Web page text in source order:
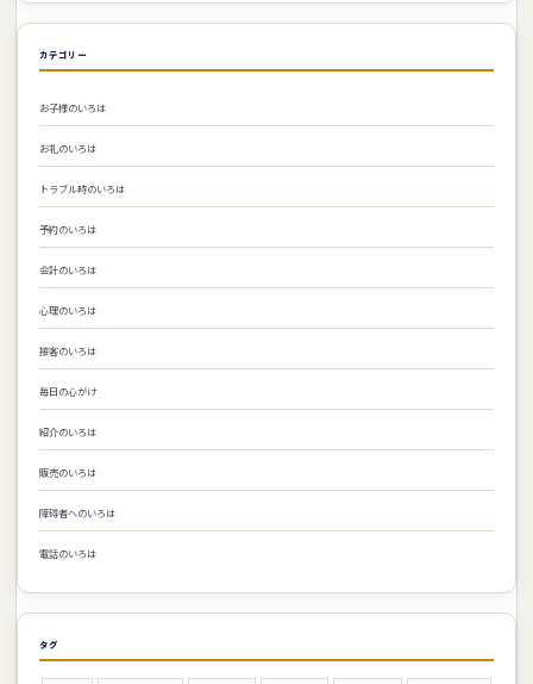
カテゴリー
お子様のいろは
お礼のいろは
トラブル時のいろは
予約のいろは
会計のいろは
心理のいろは
接客のいろは
毎日の心がけ
紹介のいろは
販売のいろは
障碍者へのいろは
電話のいろは
タグ